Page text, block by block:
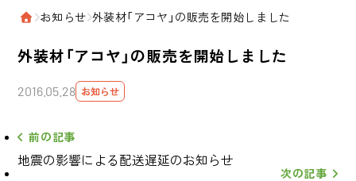
ホーム
›お知らせ›外装材「アコヤ」の販売を開始しました
外装材「アコヤ」の販売を開始しました
2016.05.28 お知らせ
前の記事
地震の影響による配送遅延のお知らせ
次の記事